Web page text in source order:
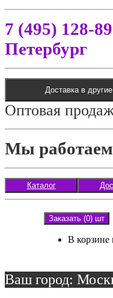
7 (495) 128-
Петербург
Доставка в
Оптовая
Мы работаем
Каталог
Заказать (0) шт
В корзине
Ваш город: